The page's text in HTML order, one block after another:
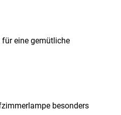
eine gemütliche
besonders